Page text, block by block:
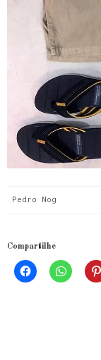
Pedro Nog
Compartilhe